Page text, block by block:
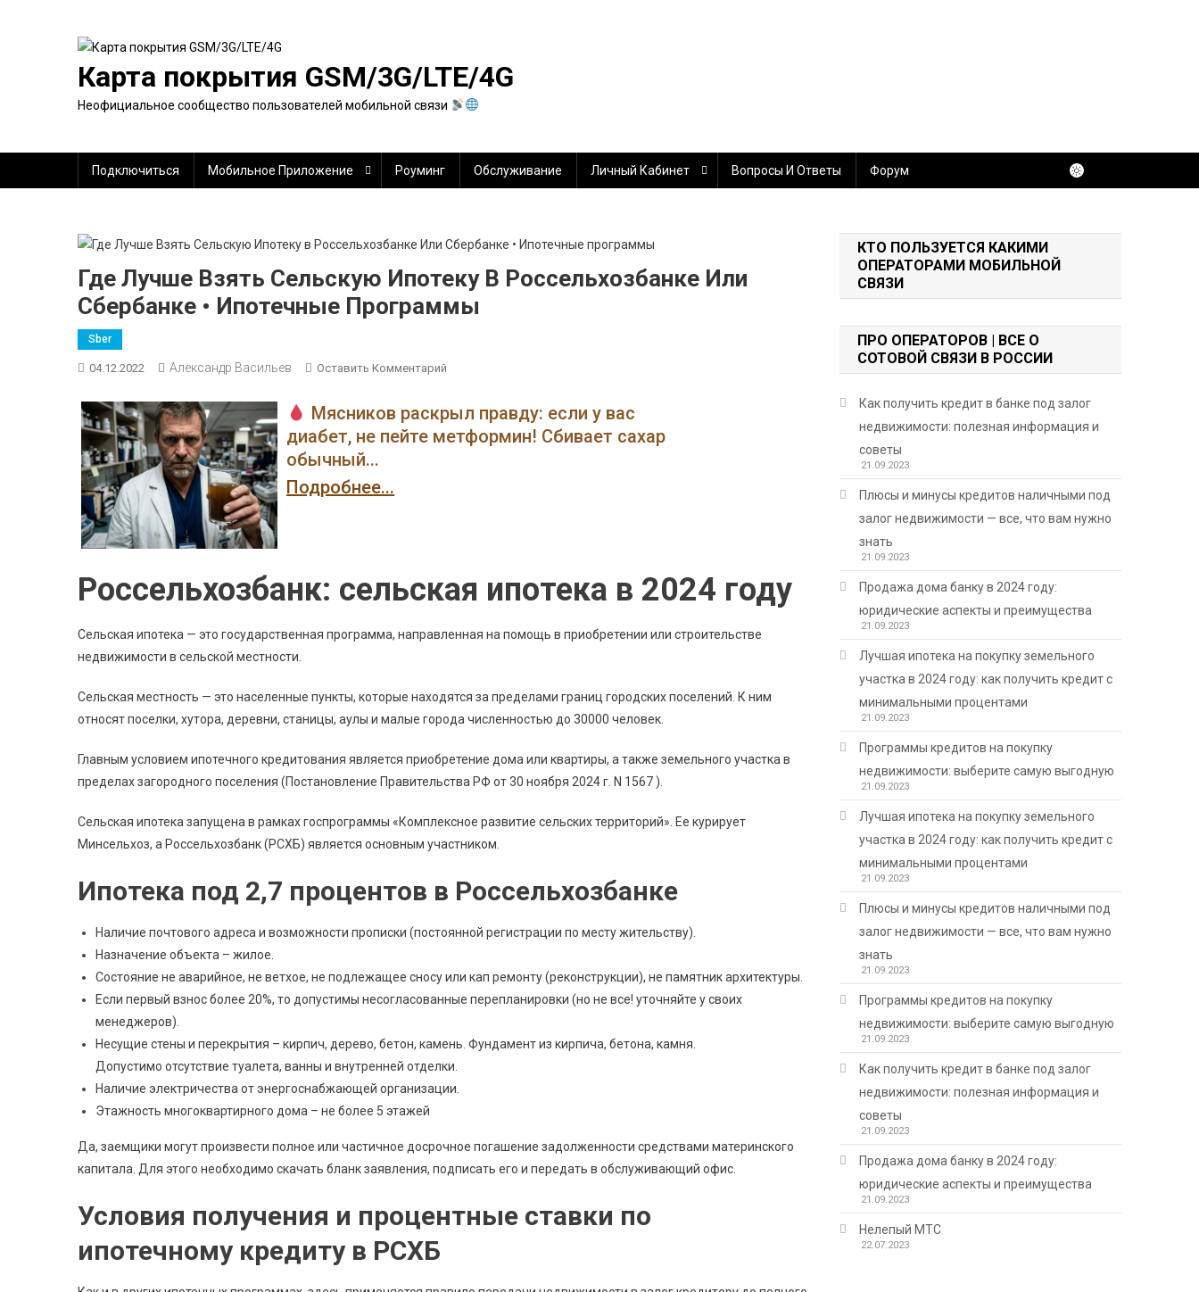
содержимому
Карта покрытия GSM/3G/LTE/4G
Неофициальное сообщество пользователей мобильной связи
Подключиться Мобильное Приложение Роуминг Обслуживание Личный Кабинет Вопросы И Ответы Форум
Где Лучше Взять Сельскую Ипотеку В Россельхозбанке Или
Сбербанке • Ипотечные Программы
Sber
04.12.2022 Александр Васильев Оставить Комментарий
Лучше
Взять
Сельскую
Ипотечные
Мясников раскрыл правду: если у вас
диабет, не пейте метформин! Сбивает сахар
обычный...
Подробнее...
Россельхозбанк: сельская ипотека в 2024 году
Сельская ипотека — это государственная программа, направленная на помощь в приобретении или строительстве
недвижимости в сельской местности.
Сельская местность — это населенные пункты, которые находятся за пределами границ городских поселений. К ним
относят поселки, хутора, деревни, станицы, аулы и малые города численностью до 30000 человек.
Главным условием ипотечного кредитования является приобретение дома или квартиры, а также земельного участка в
пределах загородного поселения (Постановление Правительства РФ от 30 ноября 2024 г. N 1567 ).
Сельская ипотека запущена в рамках госпрограммы «Комплексное развитие сельских территорий». Ее курирует
Минсельхоз, а Россельхозбанк (РСХБ) является основным участником.
Ипотека под 2,7 процентов в Россельхозбанке
Наличие почтового адреса и возможности прописки (постоянной регистрации по месту жительству).
Назначение объекта – жилое.
Состояние не аварийное, не ветхое, не подлежащее сносу или кап ремонту (реконструкции), не памятник архитектуры.
Если первый взнос более 20%, то допустимы несогласованные перепланировки (но не все! уточняйте у своих
менеджеров).
Несущие стены и перекрытия – кирпич, дерево, бетон, камень. Фундамент из кирпича, бетона, камня.
Допустимо отсутствие туалета, ванны и внутренней отделки.
Наличие электричества от энергоснабжающей организации.
Этажность многоквартирного дома – не более 5 этажей
Да, заемщики могут произвести полное или частичное досрочное погашение задолженности средствами материнского
капитала. Для этого необходимо скачать бланк заявления, подписать его и передать в обслуживающий офис.
Условия получения и процентные ставки по
ипотечному кредиту в РСХБ
КТО ПОЛЬЗУЕТСЯ КАКИМИ
ОПЕРАТОРАМИ МОБИЛЬНОЙ
СВЯЗИ
ПРО ОПЕРАТОРОВ | ВСЕ О
СОТОВОЙ СВЯЗИ В РОССИИ
Как получить кредит в банке под залог
недвижимости: полезная информация и
советы
21.09.2023
Плюсы и минусы кредитов наличными под
залог недвижимости — все, что вам нужно
знать
21.09.2023
Продажа дома банку в 2024 году:
юридические аспекты и преимущества
21.09.2023
Лучшая ипотека на покупку земельного
участка в 2024 году: как получить кредит с
минимальными процентами
21.09.2023
Программы кредитов на покупку
недвижимости: выберите самую выгодную
21.09.2023
Лучшая ипотека на покупку земельного
участка в 2024 году: как получить кредит с
минимальными процентами
21.09.2023
Плюсы и минусы кредитов наличными под
залог недвижимости — все, что вам нужно
знать
21.09.2023
Программы кредитов на покупку
недвижимости: выберите самую выгодную
21.09.2023
Как получить кредит в банке под залог
недвижимости: полезная информация и
советы
21.09.2023
Продажа дома банку в 2024 году:
юридические аспекты и преимущества
21.09.2023
Нелепый МТС
22.07.2023